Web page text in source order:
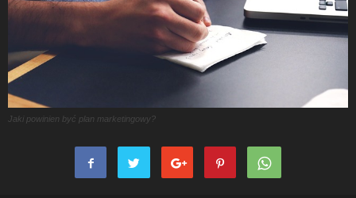
Jaki powinien być plan marketingowy?